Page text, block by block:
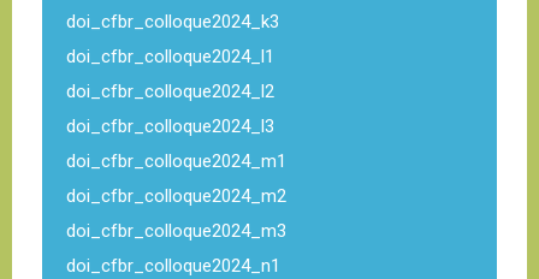
doi_cfbr_colloque2024_k3
doi_cfbr_colloque2024_l1
doi_cfbr_colloque2024_l2
doi_cfbr_colloque2024_l3
doi_cfbr_colloque2024_m1
doi_cfbr_colloque2024_m2
doi_cfbr_colloque2024_m3
doi_cfbr_colloque2024_n1